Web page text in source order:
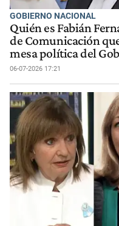
GOBIERNO NACIONAL
Quién es Fabián
de Comunicación
mesa política del
06-07-2026 17:21